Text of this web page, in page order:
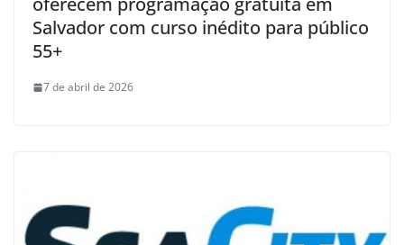
Salvador com curso inédito para público
55+
7 de abril de 2026